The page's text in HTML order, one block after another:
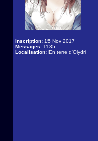
Inscription: 15 Nov 2017
Messages: 1135
Localisation: En terre d'Olydri